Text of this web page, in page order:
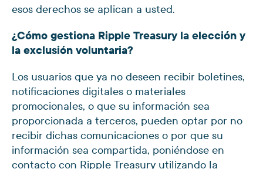
esos derechos se aplican a usted.
¿Cómo gestiona Ripple Treasury la elección y
la exclusión voluntaria?
Los usuarios que ya no deseen recibir boletines,
notificaciones digitales o materiales
promocionales, o que su información sea
proporcionada a terceros, pueden optar por no
recibir dichas comunicaciones o por que su
información sea compartida, poniéndose en
contacto con Ripple Treasury utilizando la